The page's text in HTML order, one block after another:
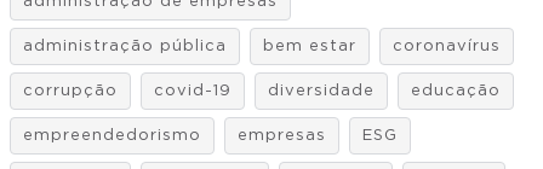
administração pública bem estar coronavírus
corrupção covid-19 diversidade educação
empreendedorismo empresas ESG